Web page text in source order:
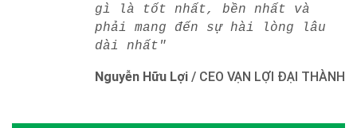
gì là tốt nhất, bền nhất và
phải mang đến sự hài lòng lâu
dài nhất"
Nguyễn Hữu Lợi / CEO VẠN LỢI ĐẠI THÀNH